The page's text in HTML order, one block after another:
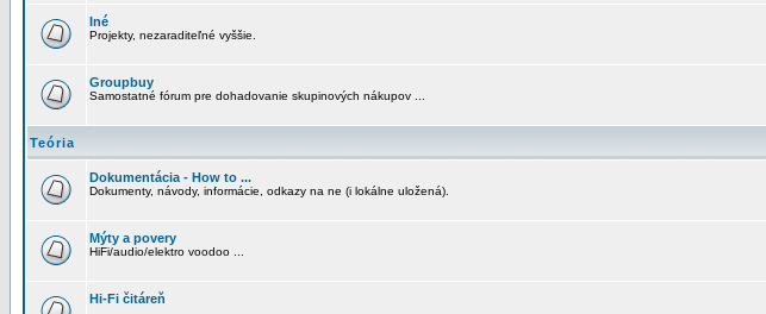
Iné
Projekty, nezaraditeľné vyššie.
Groupbuy
Samostatné fórum pre dohadovanie skupinových nákupov ...
Teória
Dokumentácia - How to ...
Dokumenty, návody, informácie, odkazy na ne (i lokálne uložená).
Mýty a povery
HiFi/audio/elektro voodoo ...
Hi-Fi čitáreň